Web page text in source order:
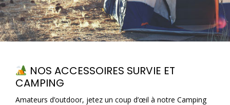
NOS ACCESSOIRES SURVIE ET
CAMPING
Amateurs d’outdoor, jetez un coup d’œil à notre Camping